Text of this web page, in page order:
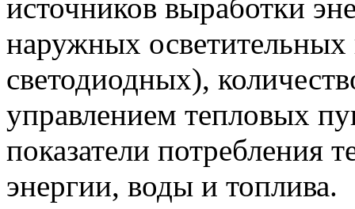
источников выработки
наружных
светодиодных),
управлением тепловых
показатели потребления
энергии, воды и топлива.